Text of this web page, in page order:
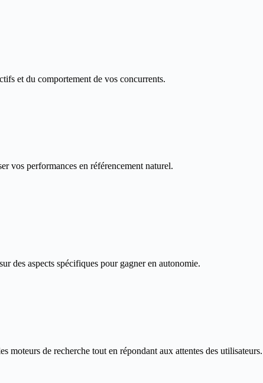
et du comportement de vos concurrents.
vos performances en référencement naturel.
des aspects spécifiques pour gagner en autonomie.
moteurs de recherche tout en répondant aux attentes des utilisateurs.